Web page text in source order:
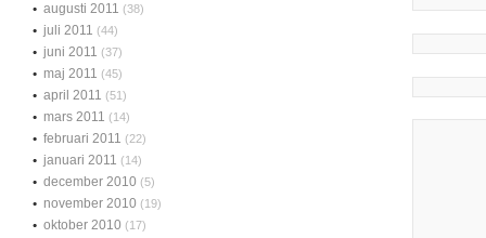
augusti 2011 (38)
juli 2011 (44)
juni 2011 (37)
maj 2011 (45)
april 2011 (51)
mars 2011 (14)
februari 2011 (22)
januari 2011 (14)
december 2010 (5)
november 2010 (19)
oktober 2010 (17)